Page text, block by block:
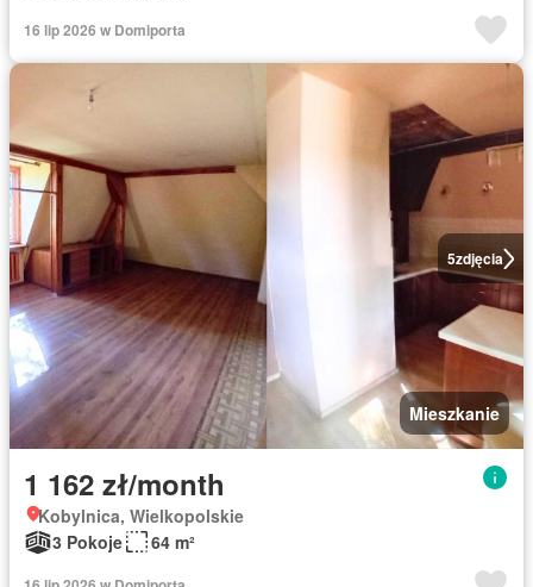
16 lip 2026 w Domiporta
5zdjęcia
Mieszkanie
1 162 zł/month
Kobylnica, Wielkopolskie
3 Pokoje
64 m²